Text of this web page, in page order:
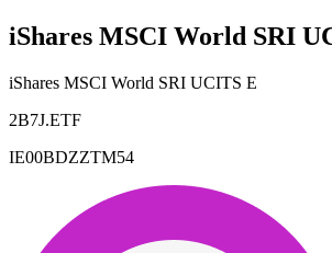
iShares MSCI World SRI
iShares MSCI World SRI UCITS E
2B7J.ETF
IE00BDZZTM54